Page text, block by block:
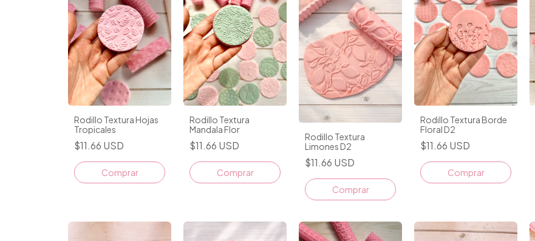
Rodillo Textura Hojas
Tropicales
$11.66 USD
Rodillo Textura
Mandala Flor
$11.66 USD
Rodillo Textura
Limones D2
$11.66 USD
Rodillo Textura Borde
Floral D2
$11.66 USD